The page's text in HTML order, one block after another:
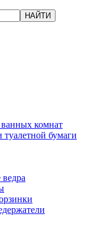
комнат
туалетной бумаги